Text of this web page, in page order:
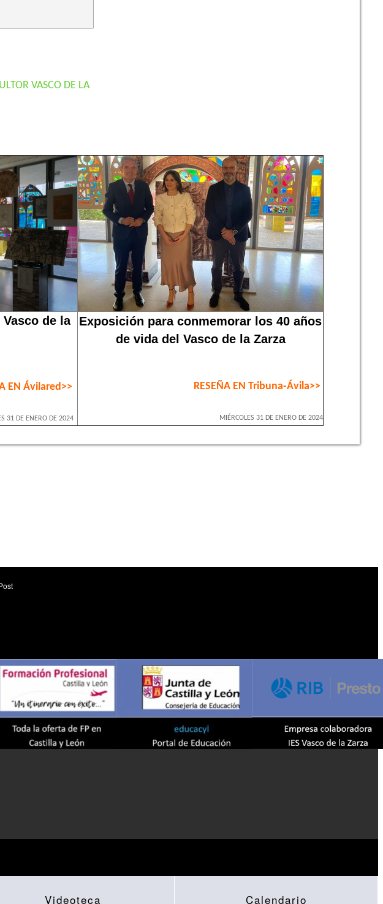
VASCO DE LA
de la
EN Ávilared>>
31 DE ENERO DE 2024
Exposición para conmemorar los 40 años
de vida del Vasco de la Zarza
RESEÑA EN Tribuna-Ávila>>
MIÉRCOLES 31 DE ENERO DE 2024
Videoteca Calendario